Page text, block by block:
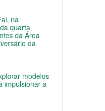
na
quarta
da Área
da
modelos
impulsionar a